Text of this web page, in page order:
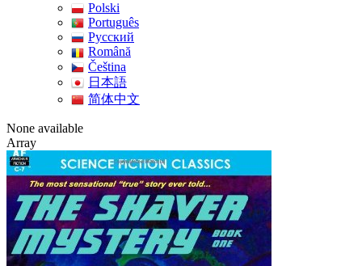
Polski
Português
Pусский
Română
Čeština
日本語
简体中文
None available
Array